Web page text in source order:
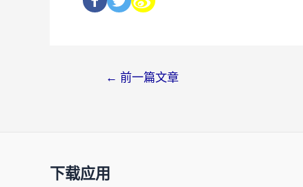
← 前一篇文章
下载应用